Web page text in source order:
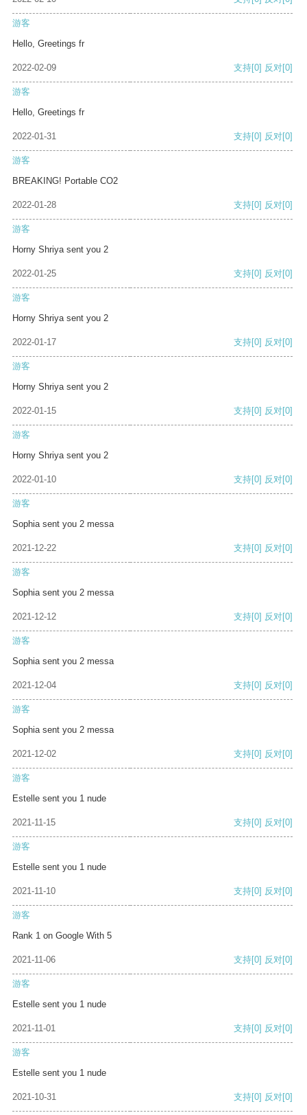
游客
Hello, Greetings fr
2022-02-09 支持[0] 反对[0]
游客
Hello, Greetings fr
2022-01-31 支持[0] 反对[0]
游客
BREAKING! Portable CO2
2022-01-28 支持[0] 反对[0]
游客
Horny Shriya sent you 2
2022-01-25 支持[0] 反对[0]
游客
Horny Shriya sent you 2
2022-01-17 支持[0] 反对[0]
游客
Horny Shriya sent you 2
2022-01-15 支持[0] 反对[0]
游客
Horny Shriya sent you 2
2022-01-10 支持[0] 反对[0]
游客
Sophia sent you 2 messa
2021-12-22 支持[0] 反对[0]
游客
Sophia sent you 2 messa
2021-12-12 支持[0] 反对[0]
游客
Sophia sent you 2 messa
2021-12-04 支持[0] 反对[0]
游客
Sophia sent you 2 messa
2021-12-02 支持[0] 反对[0]
游客
Estelle sent you 1 nude
2021-11-15 支持[0] 反对[0]
游客
Estelle sent you 1 nude
2021-11-10 支持[0] 反对[0]
游客
Rank 1 on Google With 5
2021-11-06 支持[0] 反对[0]
游客
Estelle sent you 1 nude
2021-11-01 支持[0] 反对[0]
游客
Estelle sent you 1 nude
2021-10-31 支持[0] 反对[0]